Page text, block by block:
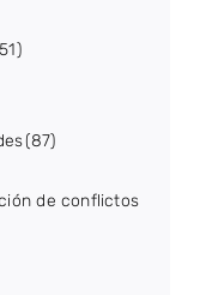
(87)
de conflictos